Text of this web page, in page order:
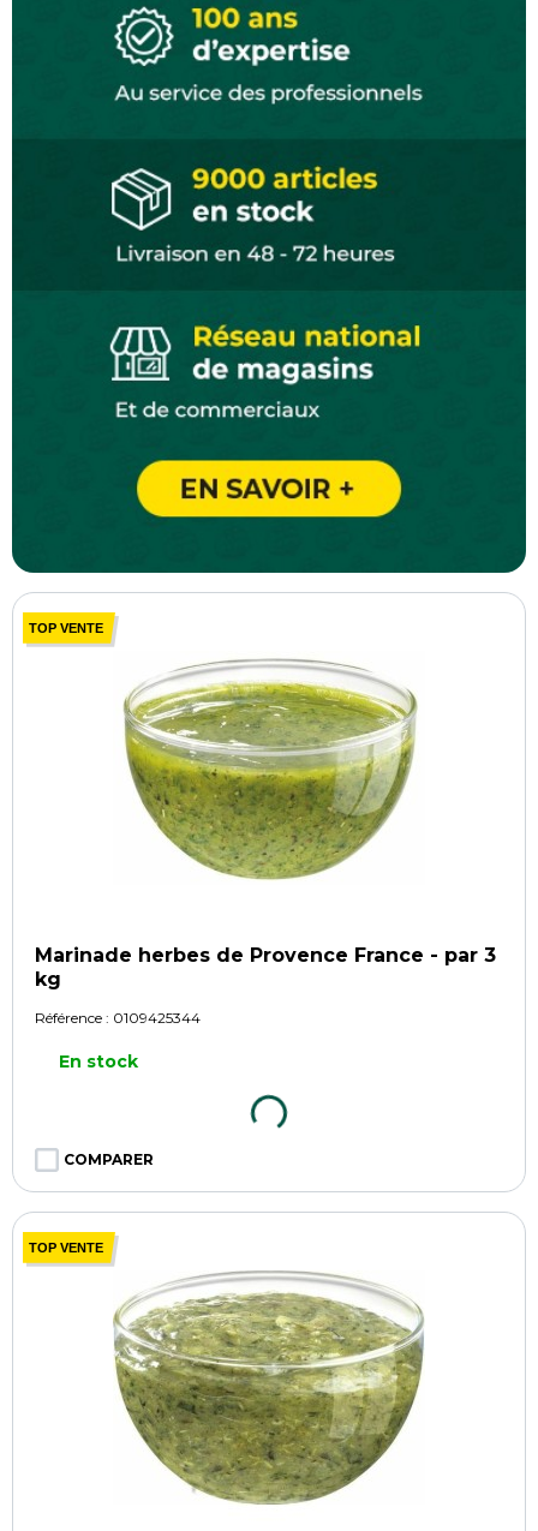
TOP VENTE
Marinade herbes de Provence France - par 3
kg
Référence : 0109425344
En stock
COMPARER
TOP VENTE